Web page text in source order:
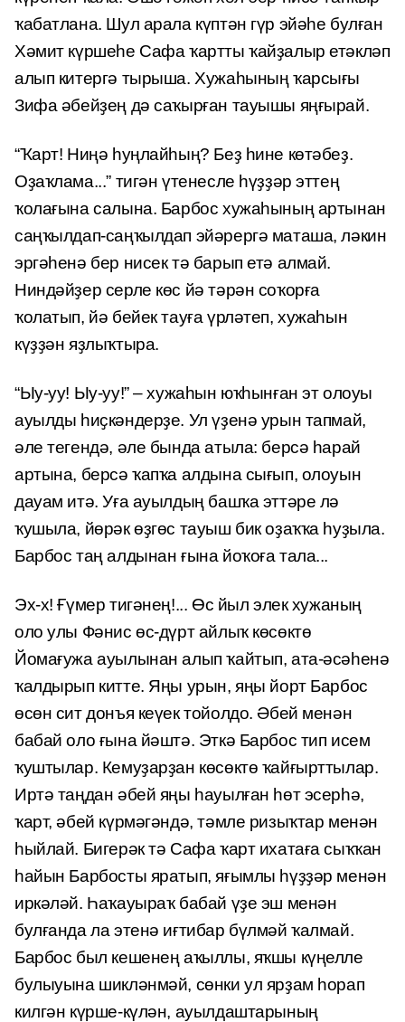
ҡабатлана. Шул арала күптән гүр эйәһе булған
Хәмит күршеһе Сафа ҡартты ҡайҙалыр етәкләп
алып китергә тырыша. Хужаһының ҡарсығы
Зифа әбейҙең дә саҡырған тауышы яңғырай.
“Ҡарт! Ниңә һуңлайһың? Беҙ һине көтәбеҙ.
Оҙаҡлама...” тигән үтенесле һүҙҙәр эттең
ҡолағына салына. Барбос хужаһының артынан
саңҡылдап-саңҡылдап эйәрергә маташа, ләкин
эргәһенә бер нисек тә барып етә алмай.
Ниндәйҙер серле көс йә тәрән соҡорға
ҡолатып, йә бейек тауға үрләтеп, хужаһын
күҙҙән яҙлыҡтыра.
“Ыу-уу! Ыу-уу!” – хужаһын юҡһынған эт олоуы
ауылды һиҫкәндерҙе. Ул үҙенә урын тапмай,
әле тегендә, әле бында атыла: берсә һарай
артына, берсә ҡапҡа алдына сығып, олоуын
дауам итә. Уға ауылдың башҡа эттәре лә
ҡушыла, йөрәк өҙгөс тауыш бик оҙаҡҡа һуҙыла.
Барбос таң алдынан ғына йоҡоға тала...
Эх-х! Ғүмер тигәнең!... Өс йыл элек хужаның
оло улы Фәнис өс-дүрт айлыҡ көсөктө
Йомағужа ауылынан алып ҡайтып, ата-әсәһенә
ҡалдырып китте. Яңы урын, яңы йорт Барбос
өсөн сит донъя кеүек тойолдо. Әбей менән
бабай оло ғына йәштә. Эткә Барбос тип исем
ҡуштылар. Кемуҙарҙан көсөктө ҡайғырттылар.
Иртә таңдан әбей яңы һауылған һөт эсерһә,
ҡарт, әбей күрмәгәндә, тәмле ризыҡтар менән
һыйлай. Бигерәк тә Сафа ҡарт ихатаға сыҡҡан
һайын Барбосты яратып, яғымлы һүҙҙәр менән
иркәләй. Һаҡауыраҡ бабай үҙе эш менән
булғанда ла этенә иғтибар бүлмәй ҡалмай.
Барбос был кешенең аҡыллы, яҡшы күңелле
булыуына шикләнмәй, сөнки ул ярҙам һорап
килгән күрше-күлән, ауылдаштарының